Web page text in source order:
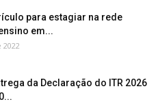
para estagiar na rede
em...
da Declaração do ITR 2026